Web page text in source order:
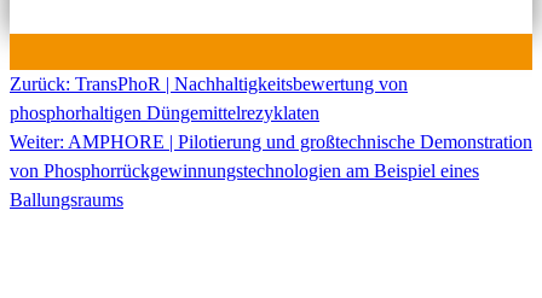
Beitragsnavigation
Zurück: TransPhoR | Nachhaltigkeitsbewertung von
phosphorhaltigen Düngemittelrezyklaten
Weiter: AMPHORE | Pilotierung und großtechnische Demonstration
von Phosphorrückgewinnungstechnologien am Beispiel eines
Ballungsraums